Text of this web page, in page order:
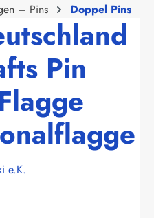
– Pins Doppel Pins
Pin
e.K.